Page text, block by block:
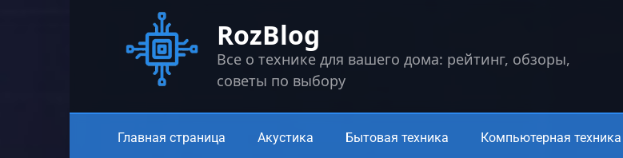
RozBlog
Все о технике для вашего дома: рейтинг, обзоры,
советы по выбору
Главная страница Акустика Бытовая техника Компьютерная техника